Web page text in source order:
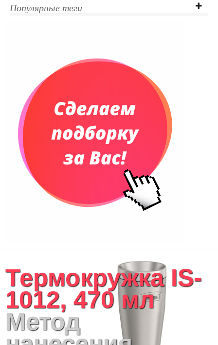
Датированные ежедневники
Планинги недатированные
Телефонные книжки
Сумки и Рюкзаки
Сумки для планшетов и ноутбуков
Рюкзаки
Конференц-сумки
Сумки для покупок промо
Несессеры и косметички
Сумки дорожные
Текстиль для ванной комнаты
Кухонные приспособления
Кухонный текстиль
Ножи разделочные доски
Фоторамки и фотоальбомы
Уход за обувью
Популярные теги
Термокружка IS-
1012, 470 мл
Метод